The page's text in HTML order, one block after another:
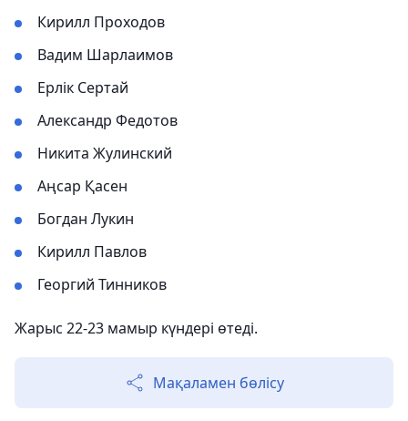
Кирилл Проходов
Вадим Шарлаимов
Ерлік Сертай
Александр Федотов
Никита Жулинский
Аңсар Қасен
Богдан Лукин
Кирилл Павлов
Георгий Тинников
Жарыс 22-23 мамыр күндері өтеді.
Мақаламен бөлісу